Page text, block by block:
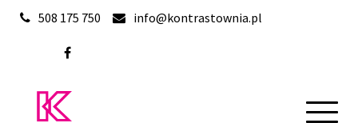
Skip
508 175 750 info@kontrastownia.pl